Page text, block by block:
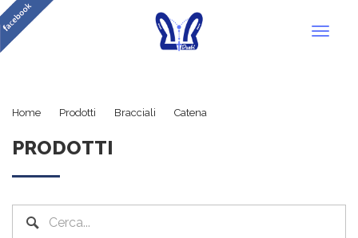
Home Prodotti Bracciali Catena
PRODOTTI